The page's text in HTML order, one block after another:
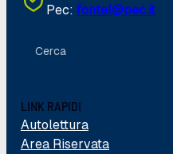
Pec: fontel@pec.it
LINK RAPIDI
Autolettura
Area Riservata